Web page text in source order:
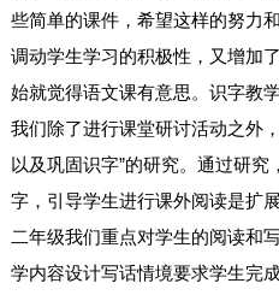
些简单的课件，希望这样的努力
调动学生学习的积极性，又增加
始就觉得语文课有意思。识字教
我们除了进行课堂研讨活动之外
以及巩固识字”的研究。通过研
字，引导学生进行课外阅读是扩
二年级我们重点对学生的阅读和
学内容设计写话情境要求学生完